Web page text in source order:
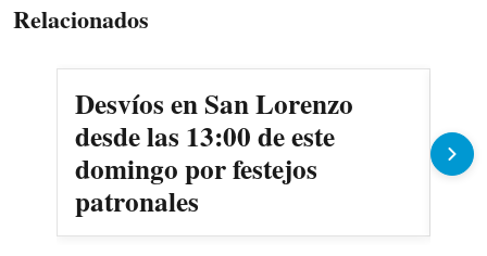
Relacionados
Desvíos en San Lorenzo
desde las 13:00 de este
domingo por festejos
patronales